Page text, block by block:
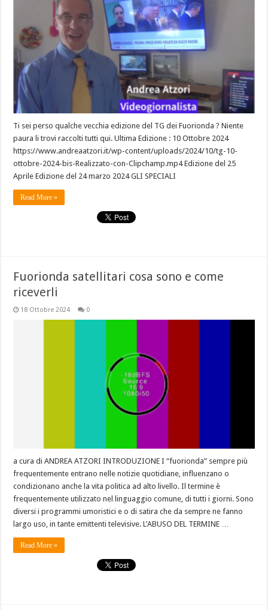
Ti sei perso qualche vecchia edizione del TG dei Fuorionda ? Niente
paura li trovi raccolti tutti qui. Ultima Edizione : 10 Ottobre 2024
https://www.andreaatzori.it/wp-content/uploads/2024/10/tg-10-
ottobre-2024-bis-Realizzato-con-Clipchamp.mp4 Edizione del 25
Aprile Edizione del 24 marzo 2024 GLI SPECIALI
Read More »
Fuorionda satellitari cosa sono e come
riceverli
18 Ottobre 2024 0
a cura di ANDREA ATZORI INTRODUZIONE I “fuorionda” sempre più
frequentemente entrano nelle notizie quotidiane, influenzano o
condizionano anche la vita politica ad alto livello. Il termine è
frequentemente utilizzato nel linguaggio comune, di tutti i giorni. Sono
diversi i programmi umoristici e o di satira che da sempre ne fanno
largo uso, in tante emittenti televisive. L’ABUSO DEL TERMINE …
Read More »